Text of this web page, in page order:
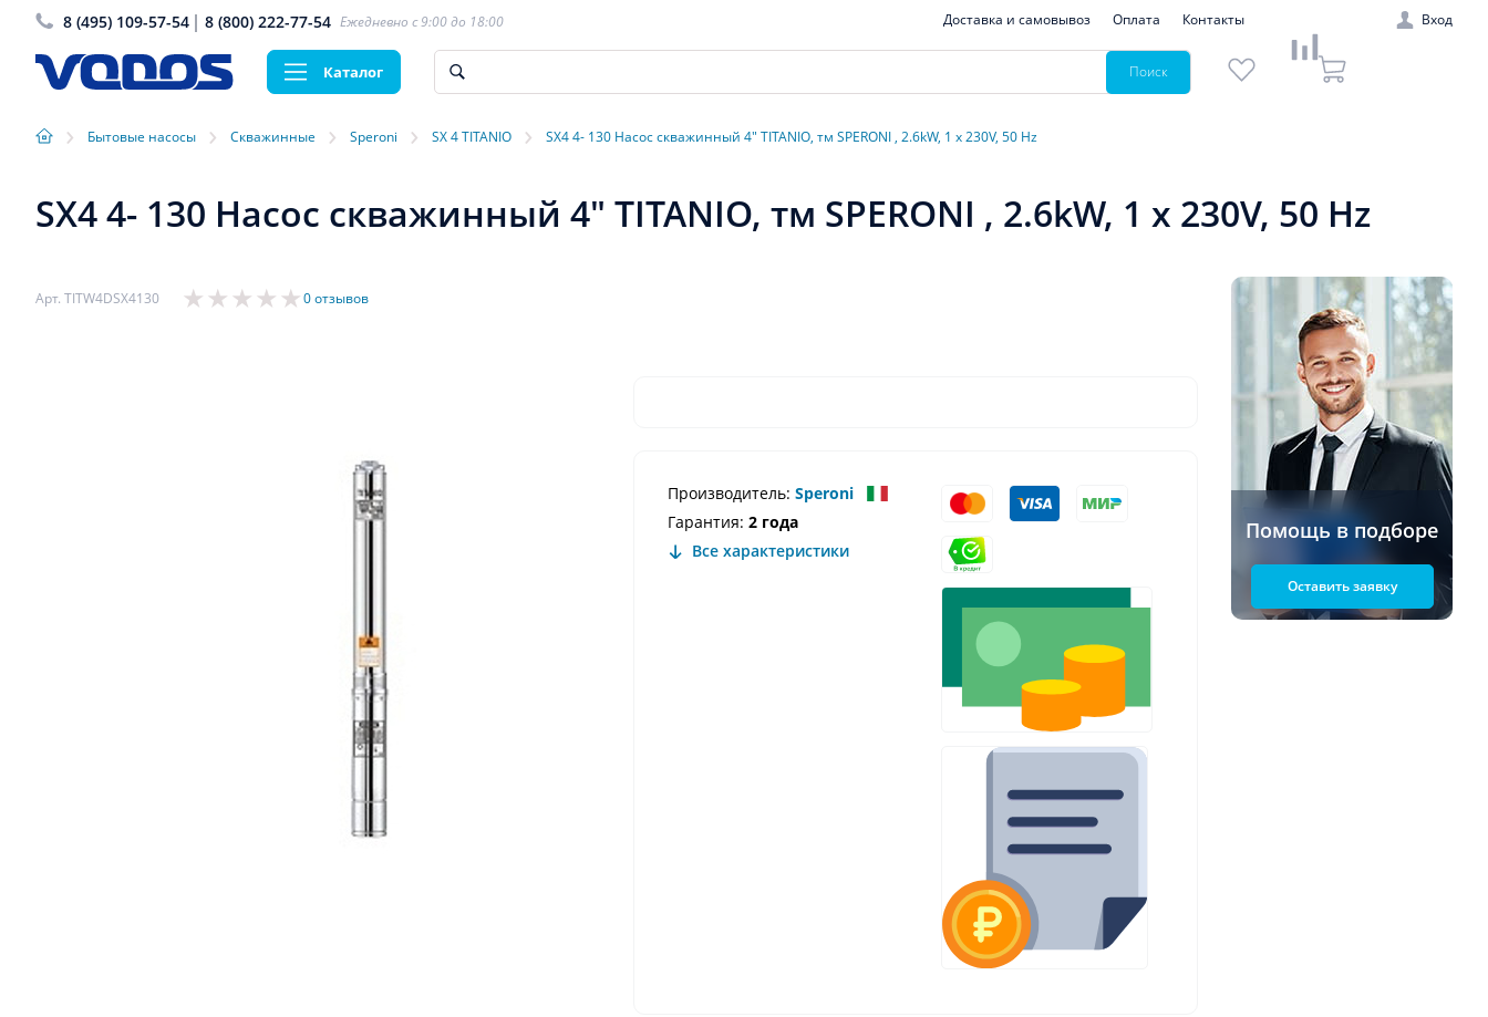
8 (495) 109-57-54 8 (800) 222-77-54 Ежедневно с 9:00 до 18:00 Доставка и самовывоз Оплата Контакты Вход
Каталог Поиск
› Бытовые насосы › Скважинные › Speroni › SX 4 TITANIO › SX4 4- 130 Насос скважинный 4" TITANIO, тм SPERONI , 2.6kW, 1 х 230V, 50 Hz
SX4 4- 130 Насос скважинный 4" TITANIO, тм SPERONI , 2.6kW, 1 х 230V, 50 Hz
Арт. TITW4DSX4130 0 отзывов
Производитель: Speroni
Гарантия: 2 года
Все характеристики
Помощь в подборе
Оставить заявку